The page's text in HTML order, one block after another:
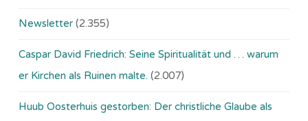
Newsletter (2.355)
Caspar David Friedrich: Seine Spiritualität und … warum
er Kirchen als Ruinen malte. (2.007)
Huub Oosterhuis gestorben: Der christliche Glaube als